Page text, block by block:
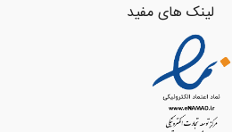
لینک های مفید